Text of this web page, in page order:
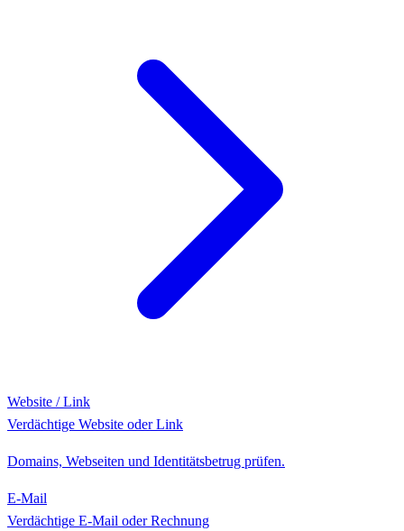
Website / Link
Verdächtige Website oder Link
Domains, Webseiten und Identitätsbetrug prüfen.
E-Mail
Verdächtige E-Mail oder Rechnung